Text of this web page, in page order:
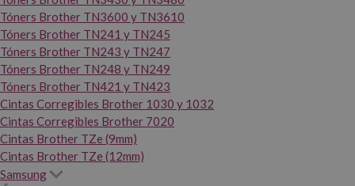
Tóners Brother TN3600 y TN3610
Tóners Brother TN241 y TN245
Tóners Brother TN243 y TN247
Tóners Brother TN248 y TN249
Tóners Brother TN421 y TN423
Cintas Corregibles Brother 1030 y 1032
Cintas Corregibles Brother 7020
Cintas Brother TZe (9mm)
Cintas Brother TZe (12mm)
Samsung